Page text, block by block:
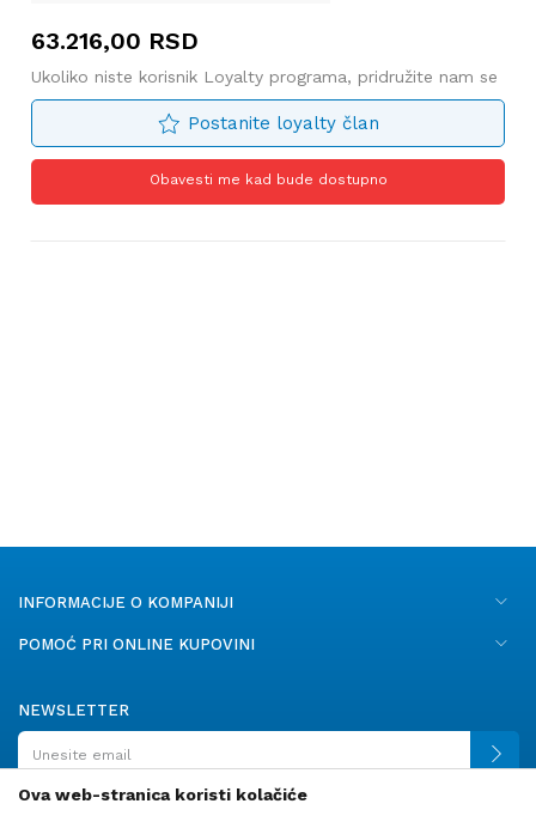
63.216,00 RSD
Ukoliko niste korisnik Loyalty programa, pridružite nam se
Postanite loyalty član
Obavesti me kad bude dostupno
INFORMACIJE O KOMPANIJI
POMOĆ PRI ONLINE KUPOVINI
NEWSLETTER
Ova web-stranica koristi kolačiće